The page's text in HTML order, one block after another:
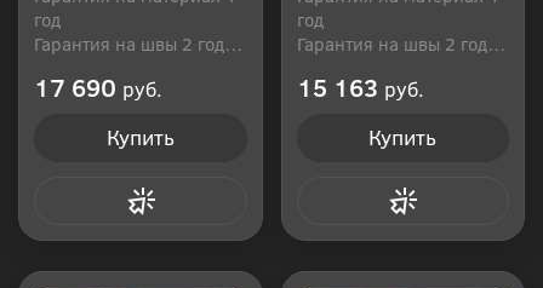
год
Гарантия на швы 2 года
17 690 руб.
Купить
год
Гарантия на швы 2 года
15 163 руб.
Купить